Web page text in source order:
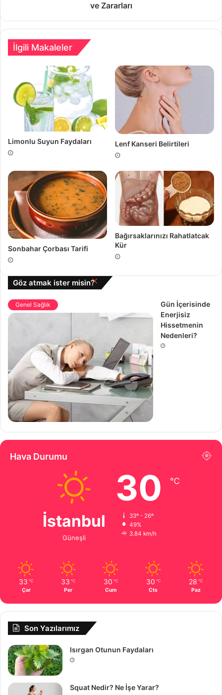
ve Zararları
İlgili Makaleler
Limonlu Suyun Faydaları Lenf Kanseri Belirtileri
Sonbahar Çorbası Tarifi
Bağırsaklarınızı Rahatlatcak
Kür
Göz atmak ister misin? Kapalı
Genel Sağlık
Gün İçerisinde
Enerjisiz
Hissetmenin
Nedenleri?
Hava Durumu
İstanbul
Güneşli
30 ℃
33º - 26º
49%
3.84 km/h
33 ℃
Çar
33 ℃
Per
30 ℃
Cum
30 ℃
Cts
28 ℃
Paz
Son Yazılarımız
Isırgan Otunun Faydaları
Squat Nedir? Ne İşe Yarar?